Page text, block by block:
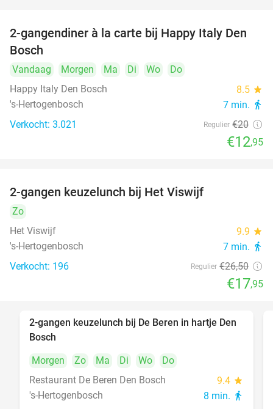
35%
2-gangendiner à la carte bij Happy Italy Den
Bosch
Vandaag Morgen Ma Di Wo
Do
Happy Italy Den Bosch
8.5 star
's-Hertogenbosch 7 min. directions_walk
Verkocht: 3.021 Regulier €20
€12,95
2-gangen keuzelunch bij Het Viswijf
Zo
Het Viswijf
9.9 star
's-Hertogenbosch 7 min. directions_walk
Verkocht: 196 Regulier €26,50
€17,95
43%
2-gangen keuzelunch bij De Beren in hartje Den
Bosch
Morgen
Zo Ma Di Wo
Do
Restaurant De Beren Den Bosch
9.4 star
's-Hertogenbosch 8 min. directions_walk